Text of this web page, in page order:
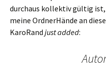
durchaus kollektiv gültig
meine OrdnerHände an
KaroRand just added: